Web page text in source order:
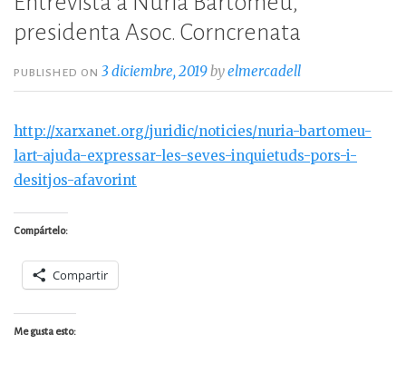
presidenta Asoc. Corncrenata
PUBLISHED ON3 diciembre, 2019byelmercadell
http://xarxanet.org/juridic/noticies/nuria-bartomeu-
lart-ajuda-expressar-les-seves-inquietuds-pors-i-
desitjos-afavorint
Compártelo:
Compartir
Me gusta esto: